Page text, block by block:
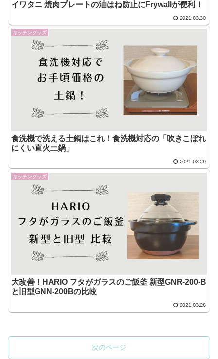
イワタニ 焼肉プレートの油はね防止にFrywallが便利！
2021.03.30
キッチングッズ
食洗機で洗える土鍋はこれ！食洗機対応の「吹きこぼれ
にくい直火土鍋」
2021.03.29
キッチングッズ
大改善！HARIO フタがガラスのご飯釜 新型GNR-200-B
と旧型GNN-200Bの比較
2021.03.26
次のページ